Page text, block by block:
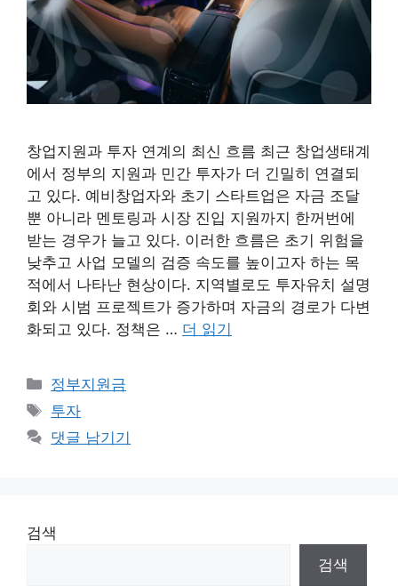
창업지원과 투자 연계의 최신 흐름 최근 창업생태계
에서 정부의 지원과 민간 투자가 더 긴밀히 연결되
고 있다. 예비창업자와 초기 스타트업은 자금 조달
뿐 아니라 멘토링과 시장 진입 지원까지 한꺼번에
받는 경우가 늘고 있다. 이러한 흐름은 초기 위험을
낮추고 사업 모델의 검증 속도를 높이고자 하는 목
적에서 나타난 현상이다. 지역별로도 투자유치 설명
회와 시범 프로젝트가 증가하며 자금의 경로가 다변
화되고 있다. 정책은 … 더 읽기
카
테
고
리
정부지원금
태
그
투자
댓글 남기기
검색
검색